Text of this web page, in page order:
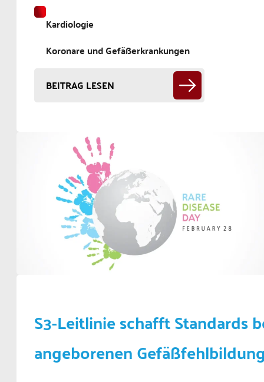
Kardiologie
Koronare und Gefäßerkrankungen
BEITRAG LESEN
S3-Leitlinie schafft Standards
angeborenen